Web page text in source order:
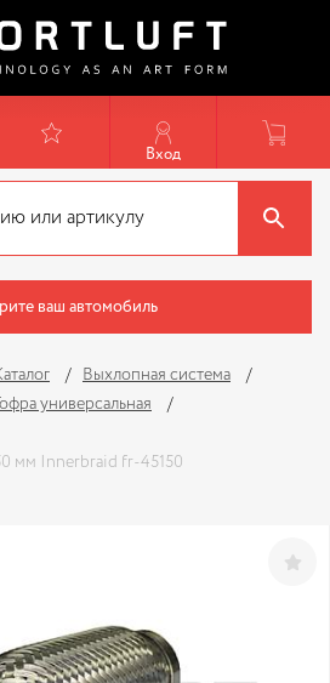
Вход
ваш автомобиль
Выхлопная система
Гофра универсальная
мм Innerbraid fr-45150